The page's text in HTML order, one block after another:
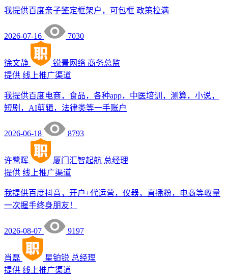
我提供百度亲子鉴定框架户，可包框 政策拉满
2026-07-16 7030
徐文静 锐景网络 商务总监
提供 线上推广渠道
我提供百度电商，食品，各种app，中医培训，测算，小说，
短剧，AI剪辑，法律类等一手账户
2026-06-18 8793
许鹭晖 厦门汇智起航 总经理
提供 线上推广渠道
我提供百度抖音，开户+代运营，仪器，直播粉，电商等收量
一次握手终身朋友！
2026-08-07 9197
肖磊 星铂锐 总经理
提供 线上推广渠道